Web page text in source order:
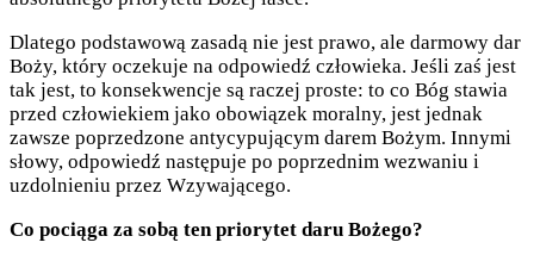
Dlatego podstawową zasadą nie jest prawo, ale darmowy dar
Boży, który oczekuje na odpowiedź człowieka. Jeśli zaś jest
tak jest, to konsekwencje są raczej proste: to co Bóg stawia
przed człowiekiem jako obowiązek moralny, jest jednak
zawsze poprzedzone antycypującym darem Bożym. Innymi
słowy, odpowiedź następuje po poprzednim wezwaniu i
uzdolnieniu przez Wzywającego.
Co pociąga za sobą ten priorytet daru Bożego?